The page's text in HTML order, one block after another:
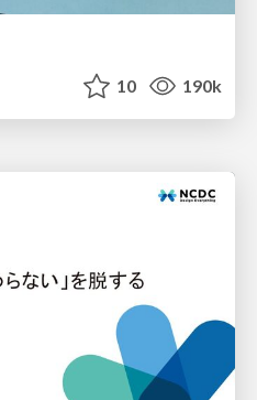
10 190k